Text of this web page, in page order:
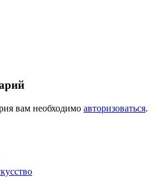
вам необходимо авторизоваться.